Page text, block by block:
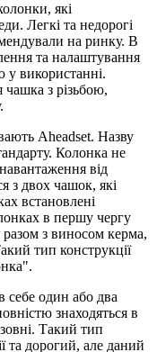
які
Легкі та недорогі
на ринку. В
та налаштування
у використанні.
чашка з різьбою,
Aheadset. Назву
Колонка не
від
з двох чашок, які
встановлені
в першу чергу
з виносом керма,
тип конструкції
себе один або два
знаходяться в
Такий тип
та дорогий, але даний